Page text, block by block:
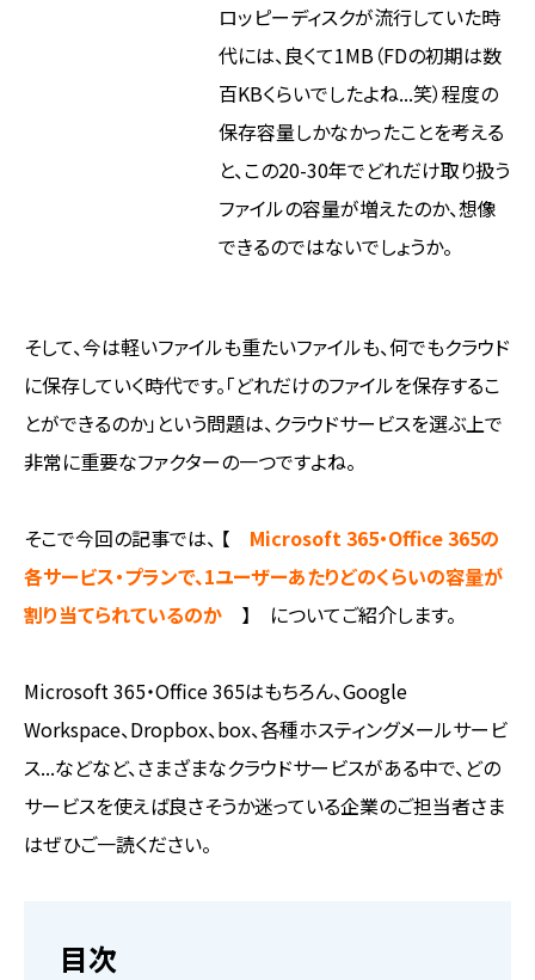
ロッピーディスクが流行していた時
代には、良くて1MB（FDの初期は数
百KBくらいでしたよね...笑）程度の
保存容量しかなかったことを考える
と、この20-30年でどれだけ取り扱う
ファイルの容量が増えたのか、想像
できるのではないでしょうか。
そして、今は軽いファイルも重たいファイルも、何でもクラウド
に保存していく時代です。「どれだけのファイルを保存するこ
とができるのか」という問題は、クラウドサービスを選ぶ上で
非常に重要なファクターの一つですよね。
そこで今回の記事では、 【 Microsoft 365・Office 365の
各サービス・プランで、1ユーザーあたりどのくらいの容量が
割り当てられているのか 】 についてご紹介します。
Microsoft 365・Office 365はもちろん、Google
Workspace、Dropbox、box、各種ホスティングメールサービ
ス...などなど、さまざまなクラウドサービスがある中で、どの
サービスを使えば良さそうか迷っている企業のご担当者さま
はぜひご一読ください。
目次